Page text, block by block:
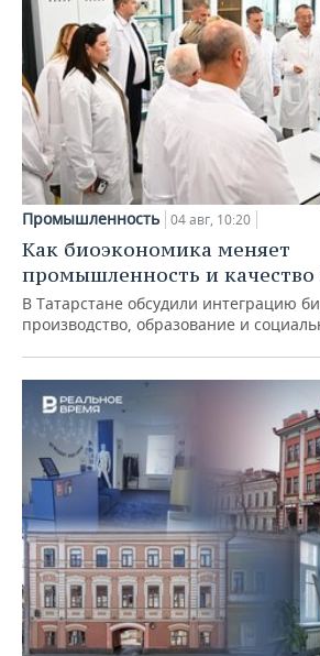
Промышленность 04 авг, 10:20
Как биоэкономика меняет
промышленность и
В Татарстане обсудили интеграцию
производство, образование и